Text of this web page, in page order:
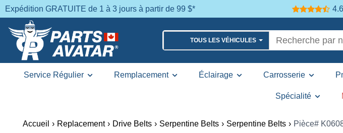
Expédition GRATUITE de 1 à 3 jours à partir de 99 $*
TOUS LES VÉHICULES
Service Régulier Remplacement Éclairage Carrosserie
Spécialité
Accueil › Replacement › Drive Belts › Serpentine Belts › Serpentine Belts › Pièce#